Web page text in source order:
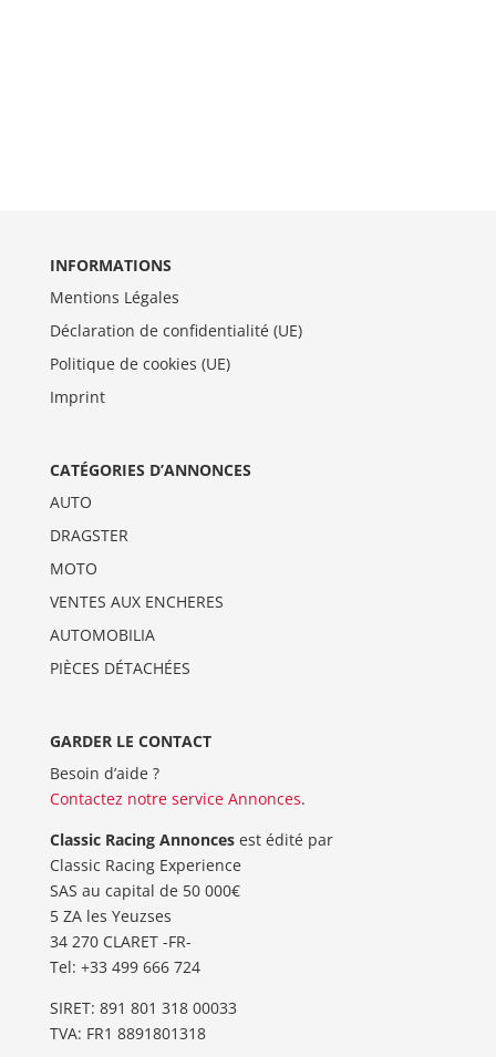
INFORMATIONS
Mentions Légales
Déclaration de confidentialité (UE)
Politique de cookies (UE)
Imprint
CATÉGORIES D’ANNONCES
AUTO
DRAGSTER
MOTO
VENTES AUX ENCHERES
AUTOMOBILIA
PIÈCES DÉTACHÉES
GARDER LE CONTACT
Besoin d’aide ?
Contactez notre service Annonces.
Classic Racing Annoncesest édité par
Classic Racing Experience
SAS au capital de 50 000€
5 ZA les Yeuzses
34 270 CLARET -FR-
Tel: ‭+33 499 666 724‬
SIRET: 891 801 318 00033
TVA: FR1 8891801318